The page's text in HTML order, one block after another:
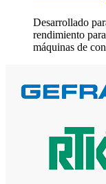
Desarrollado
rendimiento
máquinas de